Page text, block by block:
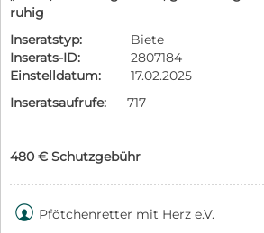
ruhig
Inseratstyp:
Biete
Inserats-ID:
2807184
Einstelldatum:
17.02.2025
Inseratsaufrufe:
717
480 € Schutzgebühr
 Pfötchenretter mit Herz e.V.